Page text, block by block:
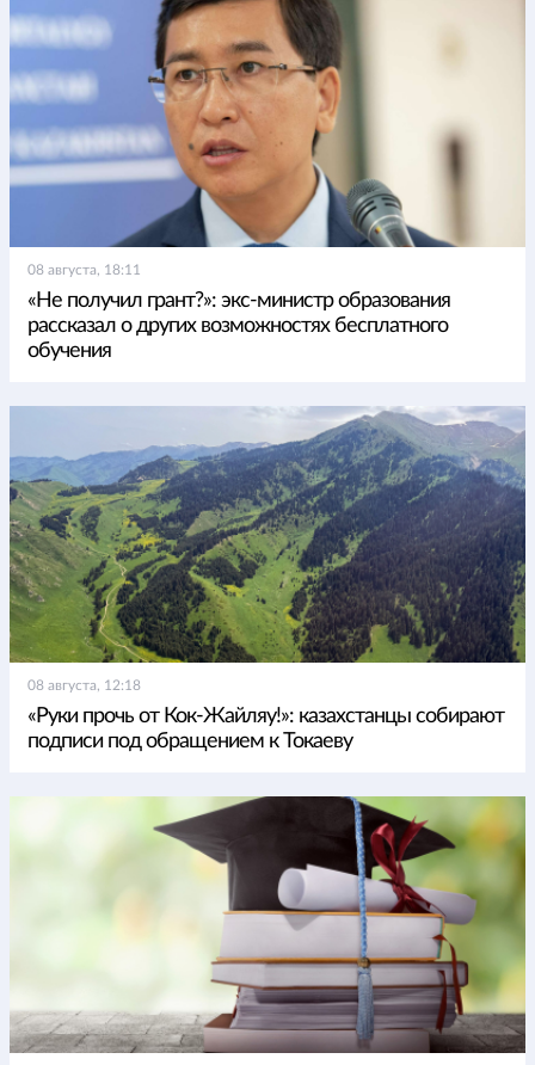
08 августа, 18:11
«Не получил грант?»: экс-министр образования
рассказал о других возможностях бесплатного
обучения
08 августа, 12:18
«Руки прочь от Кок-Жайляу!»: казахстанцы собирают
подписи под обращением к Токаеву